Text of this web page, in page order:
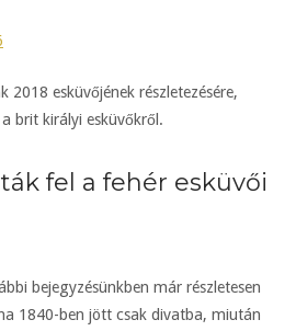
2018 esküvőjének részletezésére,
brit királyi esküvőkről.
fel a fehér esküvői
bejegyzésünkben már részletesen
1840-ben jött csak divatba, miután